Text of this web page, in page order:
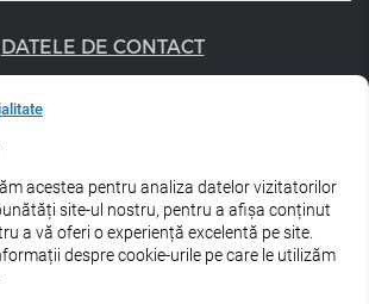
DATELE DE CONTACT
747 056 359
ne pe rețele de socializare:
acestea pentru analiza datelor vizitatorilor
site-ul nostru, pentru a afișa conținut
a vă oferi o experiență excelentă pe site.
despre cookie-urile pe care le utilizăm